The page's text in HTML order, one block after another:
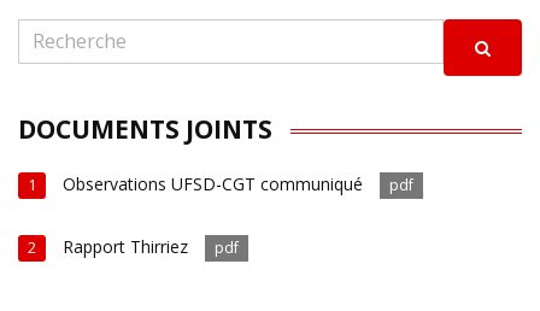
DOCUMENTS JOINTS
1 Observations UFSD-CGT communiqué pdf
2 Rapport Thirriez pdf